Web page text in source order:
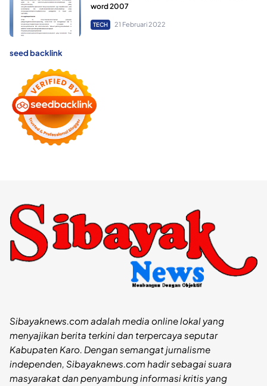
word 2007
TECH 21 Februari 2022
seed backlink
Sibayaknews.com adalah media online lokal yang
menyajikan berita terkini dan terpercaya seputar
Kabupaten Karo. Dengan semangat jurnalisme
independen, Sibayaknews.com hadir sebagai suara
masyarakat dan penyambung informasi kritis yang